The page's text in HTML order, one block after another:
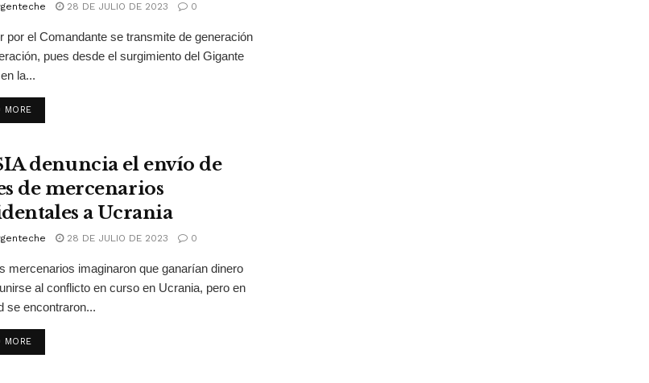
28 DE JULIO DE 2023 0
por el Comandante se transmite de generación
pues desde el surgimiento del Gigante
la...
MORE
denuncia el envío de
de mercenarios
a Ucrania
28 DE JULIO DE 2023 0
mercenarios imaginaron que ganarían dinero
al conflicto en curso en Ucrania, pero en
se encontraron...
MORE